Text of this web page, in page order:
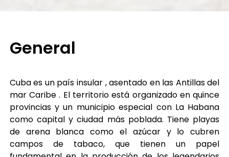
General
Cuba es un país insular , asentado en las Antillas del
mar Caribe . El territorio está organizado en quince
provincias y un municipio especial con La Habana
como capital y ciudad más poblada. Tiene playas
de arena blanca como el azúcar y lo cubren
campos de tabaco, que tienen un papel